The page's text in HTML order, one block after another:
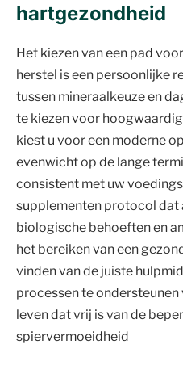
hartgezondheid
Het kiezen van een pad
herstel is een persoonlijke
tussen mineraalkeuze en
te kiezen voor
kiest u voor een moderne
evenwicht op de lange
consistent met uw
supplementen protocol dat
biologische behoeften en
het bereiken van een
vinden van de juiste
processen te
leven dat vrij is van de
spiervermoeidheid